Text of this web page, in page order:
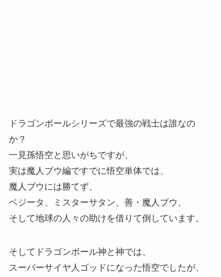
ドラゴンボールシリーズで最強の戦士は誰なの
か？
一見孫悟空と思いがちですが、
実は魔人ブウ編ですでに悟空単体では、
魔人ブウには勝てず、
ベジータ、ミスターサタン、善・魔人ブウ、
そして地球の人々の助けを借りて倒しています。
そしてドラゴンボール神と神では、
スーパーサイヤ人ゴッドになった悟空でしたが、